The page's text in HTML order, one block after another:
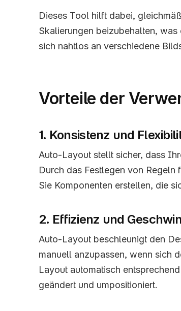
Dieses Tool hilft dabei,
Skalierungen beizubehalten,
sich nahtlos an verschiedene
Vorteile der
1. Konsistenz und
Auto-Layout stellt sicher, dass
Durch das Festlegen von Regeln
Sie Komponenten erstellen, die
2. Effizienz und
Auto-Layout beschleunigt den
manuell anzupassen, wenn sich
Layout automatisch
geändert und umpositioniert.